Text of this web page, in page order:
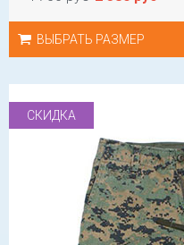
ВЫБРАТЬ РАЗМЕР
СКИДКА